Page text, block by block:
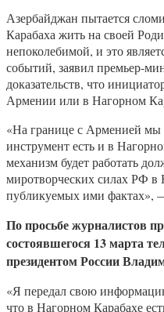
Азербайджан пытается
Карабаха жить на своей
непоколебимой, и это
событий, заявил премьер-
доказательств, что
Армении или в Нагорном
«На границе с Арменией
инструмент есть и в
механизм будет работать
миротворческих силах РФ в
публикуемых ими фактах»,
По просьбе журналистов
состоявшегося 13 марта
президентом России
«Я передал свою
что в Нагорном Карабахе